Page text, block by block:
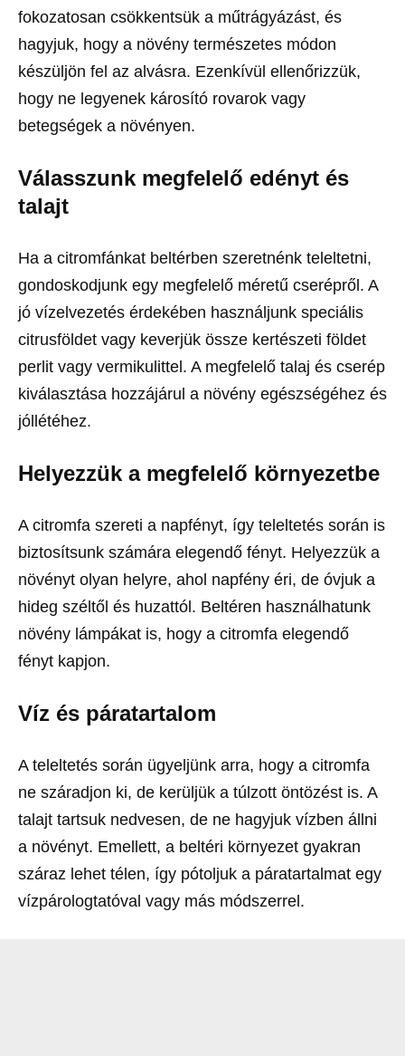
fokozatosan csökkentsük a műtrágyázást, és
hagyjuk, hogy a növény természetes módon
készüljön fel az alvásra. Ezenkívül ellenőrizzük,
hogy ne legyenek károsító rovarok vagy
betegségek a növényen.
Válasszunk megfelelő edényt és
talajt
Ha a citromfánkat beltérben szeretnénk teleltetni,
gondoskodjunk egy megfelelő méretű cserépről. A
jó vízelvezetés érdekében használjunk speciális
citrusföldet vagy keverjük össze kertészeti földet
perlit vagy vermikulittel. A megfelelő talaj és cserép
kiválasztása hozzájárul a növény egészségéhez és
jóllétéhez.
Helyezzük a megfelelő környezetbe
A citromfa szereti a napfényt, így teleltetés során is
biztosítsunk számára elegendő fényt. Helyezzük a
növényt olyan helyre, ahol napfény éri, de óvjuk a
hideg széltől és huzattól. Beltéren használhatunk
növény lámpákat is, hogy a citromfa elegendő
fényt kapjon.
Víz és páratartalom
A teleltetés során ügyeljünk arra, hogy a citromfa
ne száradjon ki, de kerüljük a túlzott öntözést is. A
talajt tartsuk nedvesen, de ne hagyjuk vízben állni
a növényt. Emellett, a beltéri környezet gyakran
száraz lehet télen, így pótoljuk a páratartalmat egy
vízpárologtatóval vagy más módszerrel.